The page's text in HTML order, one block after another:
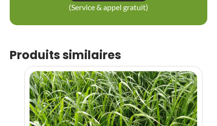
(Service & appel gratuit)
Produits similaires